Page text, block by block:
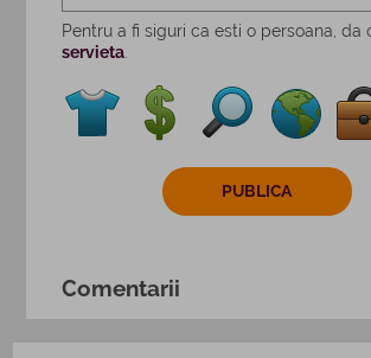
Pentru a fi siguri ca esti o persoana, da
servieta.
Comentarii